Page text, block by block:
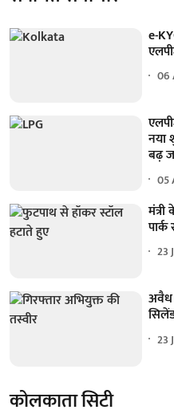
e-
06
नया
बढ़
05
23
23
कोलकाता सिटी